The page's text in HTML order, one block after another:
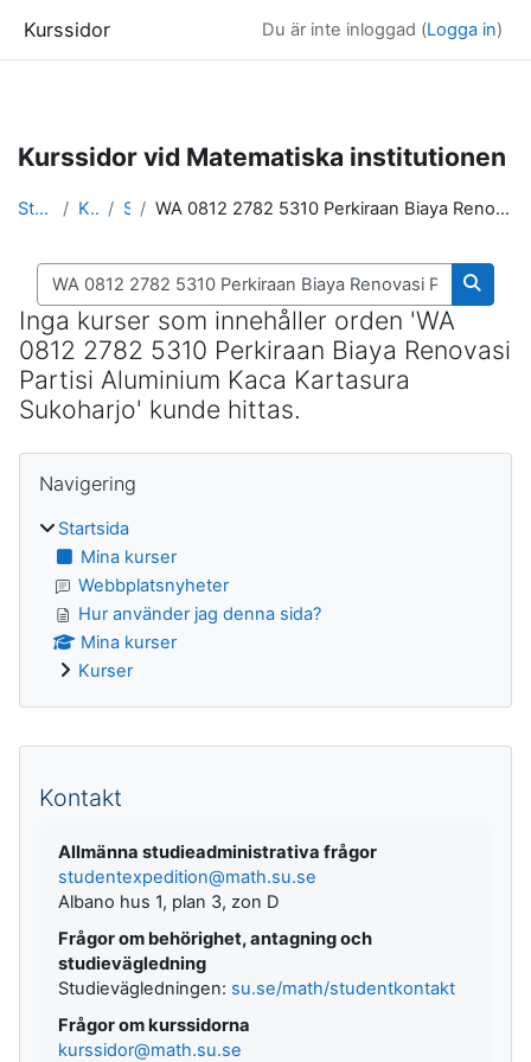
Kurssidor Du är inte inloggad (Logga in)
Kurssidor vid Matematiska institutionen
Startsida Kurser Sök WA 0812 2782 5310 Perkiraan Biaya Renovasi Partisi Aluminium Kaca Kartasura Sukoharjo
Sök kurser
Sök
Inga kurser som innehåller orden 'WA
0812 2782 5310 Perkiraan Biaya Renovasi
Partisi Aluminium Kaca Kartasura
Sukoharjo' kunde hittas.
Block
Navigering
Startsida
Mina kurser
Webbplatsnyheter
Hur använder jag denna sida?
Mina kurser
Kurser
Kompletterande block
Kontakt
Allmänna studieadministrativa frågor
studentexpedition@math.su.se
Albano hus 1, plan 3, zon D
Frågor om behörighet, antagning och
studievägledning
Studievägledningen: su.se/math/studentkontakt
Frågor om kurssidorna
kurssidor@math.su.se